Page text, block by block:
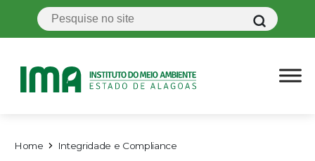
Home Integridade e Compliance